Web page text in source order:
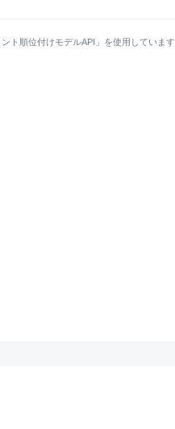
ト順位付けモデルAPI」を使用しています